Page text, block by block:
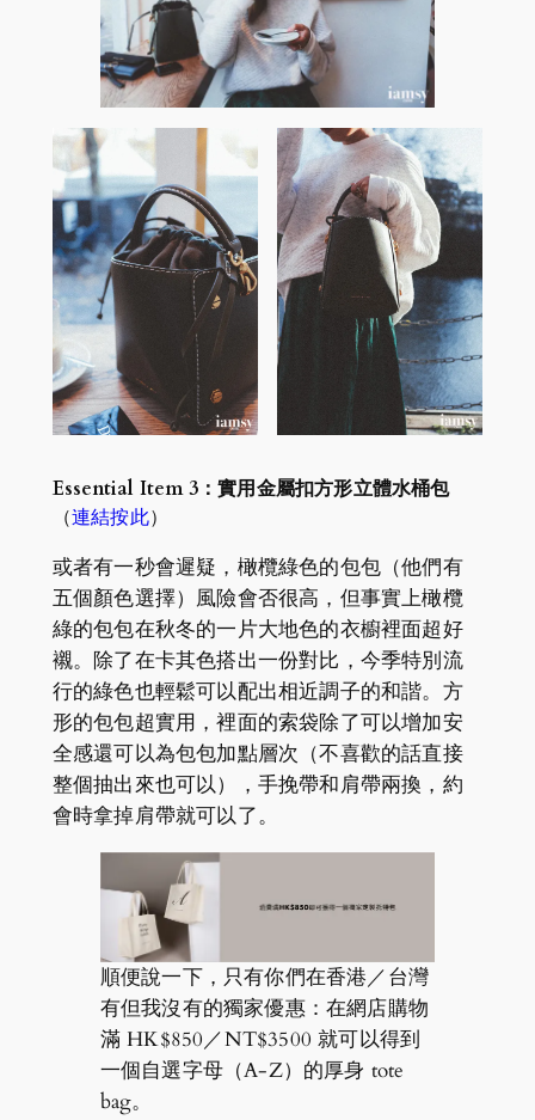
Essential Item 3：實用金屬扣方形立體水桶包
（連結按此）
或者有一秒會遲疑，橄欖綠色的包包（他們有
五個顏色選擇）風險會否很高，但事實上橄欖
綠的包包在秋冬的一片大地色的衣櫥裡面超好
襯。除了在卡其色搭出一份對比，今季特別流
行的綠色也輕鬆可以配出相近調子的和諧。方
形的包包超實用，裡面的索袋除了可以增加安
全感還可以為包包加點層次（不喜歡的話直接
整個抽出來也可以），手挽帶和肩帶兩換，約
會時拿掉肩帶就可以了。
順便說一下，只有你們在香港／台灣
有但我沒有的獨家優惠：在網店購物
滿 HK$850／NT$3500 就可以得到
一個自選字母（A-Z）的厚身 tote
bag。